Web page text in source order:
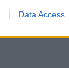
Data Access